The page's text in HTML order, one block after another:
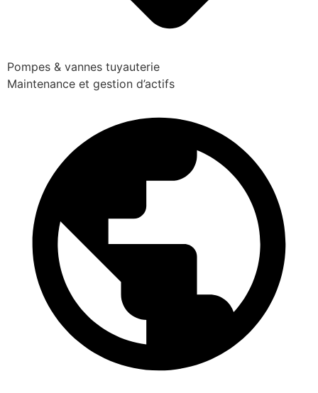
Pompes & vannes tuyauterie
Maintenance et gestion d’actifs